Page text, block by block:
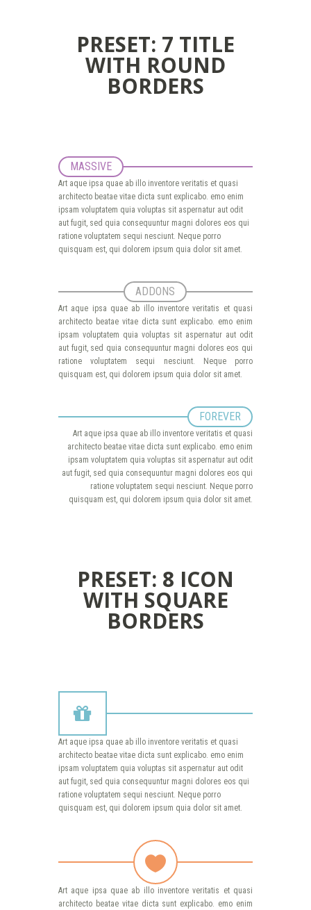
PRESET: 7 TITLE
WITH ROUND
BORDERS
MASSIVE
Art aque ipsa quae ab illo inventore veritatis et quasi
architecto beatae vitae dicta sunt explicabo. emo enim
ipsam voluptatem quia voluptas sit aspernatur aut odit
aut fugit, sed quia consequuntur magni dolores eos qui
ratione voluptatem sequi nesciunt. Neque porro
quisquam est, qui dolorem ipsum quia dolor sit amet.
ADDONS
Art aque ipsa quae ab illo inventore veritatis et quasi
architecto beatae vitae dicta sunt explicabo. emo enim
ipsam voluptatem quia voluptas sit aspernatur aut odit
aut fugit, sed quia consequuntur magni dolores eos qui
ratione voluptatem sequi nesciunt. Neque porro
quisquam est, qui dolorem ipsum quia dolor sit amet.
FOREVER
Art aque ipsa quae ab illo inventore veritatis et quasi
architecto beatae vitae dicta sunt explicabo. emo enim
ipsam voluptatem quia voluptas sit aspernatur aut odit
aut fugit, sed quia consequuntur magni dolores eos qui
ratione voluptatem sequi nesciunt. Neque porro
quisquam est, qui dolorem ipsum quia dolor sit amet.
PRESET: 8 ICON
WITH SQUARE
BORDERS
Art aque ipsa quae ab illo inventore veritatis et quasi
architecto beatae vitae dicta sunt explicabo. emo enim
ipsam voluptatem quia voluptas sit aspernatur aut odit
aut fugit, sed quia consequuntur magni dolores eos qui
ratione voluptatem sequi nesciunt. Neque porro
quisquam est, qui dolorem ipsum quia dolor sit amet.
Art aque ipsa quae ab illo inventore veritatis et quasi
architecto beatae vitae dicta sunt explicabo. emo enim